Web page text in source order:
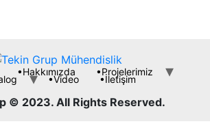
•Hakkımızda •Projelerimiz
•Video •İletişim
© 2023. All Rights Reserved.